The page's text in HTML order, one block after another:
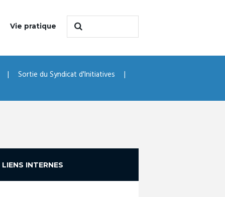
Vie pratique
Sortie du Syndicat d'Initiatives
LIENS INTERNES